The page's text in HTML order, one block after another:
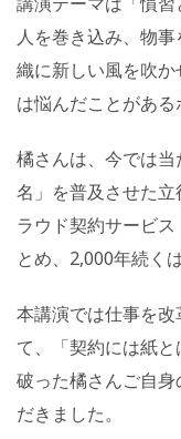
人を巻き込み、物
織に新しい風を吹
は悩んだことがあ
橘さんは、今では
名」を普及させた
ラウド契約サービ
とめ、2,000年続く
本講演では仕事を
て、「契約には紙
破った橘さんご自
だきました。